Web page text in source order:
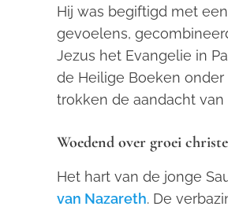
Hij was begiftigd met
gevoelens,
Jezus het Evangelie in
de Heilige Boeken
trokken de aandacht van
Woedend over groei
Het hart van de jonge
van Nazareth. De